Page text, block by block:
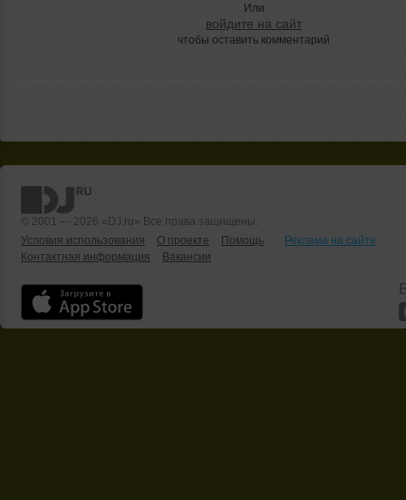
Или
войдите на сайт
чтобы оставить комментарий
© 2001 — 2026 «DJ.ru» Все права защищены.
Условия использования
О проекте Помощь
Реклама на сайте
Контактная информация
Вакансии